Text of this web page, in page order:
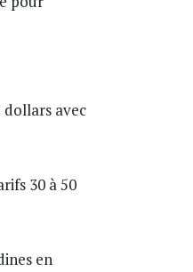
dollars avec
30 à 50
en